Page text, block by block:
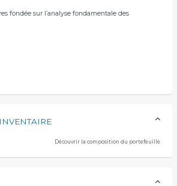
fondée sur l’analyse fondamentale des
Découvrir la composition du portefeuille